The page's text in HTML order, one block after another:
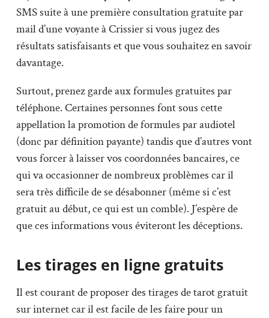
SMS suite à une première consultation gratuite par
mail d’une voyante à Crissier si vous jugez des
résultats satisfaisants et que vous souhaitez en savoir
davantage.
Surtout, prenez garde aux formules gratuites par
téléphone. Certaines personnes font sous cette
appellation la promotion de formules par audiotel
(donc par définition payante) tandis que d’autres vont
vous forcer à laisser vos coordonnées bancaires, ce
qui va occasionner de nombreux problèmes car il
sera très difficile de se désabonner (même si c’est
gratuit au début, ce qui est un comble). J’espère de
que ces informations vous éviteront les déceptions.
Les tirages en ligne gratuits
Il est courant de proposer des tirages de tarot gratuit
sur internet car il est facile de les faire pour un